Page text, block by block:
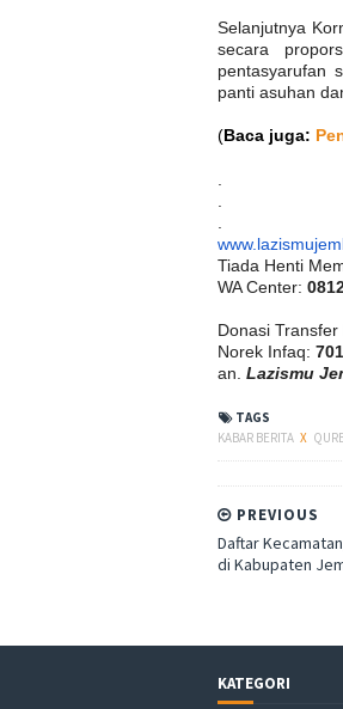
Selanjutnya
secara
pentasyarufan
panti asuhan
(Baca juga:
Tiada Henti
WA Center:
Donasi Transfer
Norek Infaq:
an. Lazismu
TAGS
KABAR BERITA X
PREVIOUS
Daftar
di Kabupaten
KATEGORI